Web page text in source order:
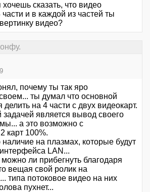
хочешь сказать, что видео
и в каждой из частей ты
видео?
почему ты так яро
ты думал что основной
делить на 4 части с двух видеокарт.
является вывод своего
а это возможно с
карт 100%.
на плазмах, которые будут
LAN...
ли прибегнуть благодаря
вещая свой ролик на
типа потоковое видео на них
пухнет...